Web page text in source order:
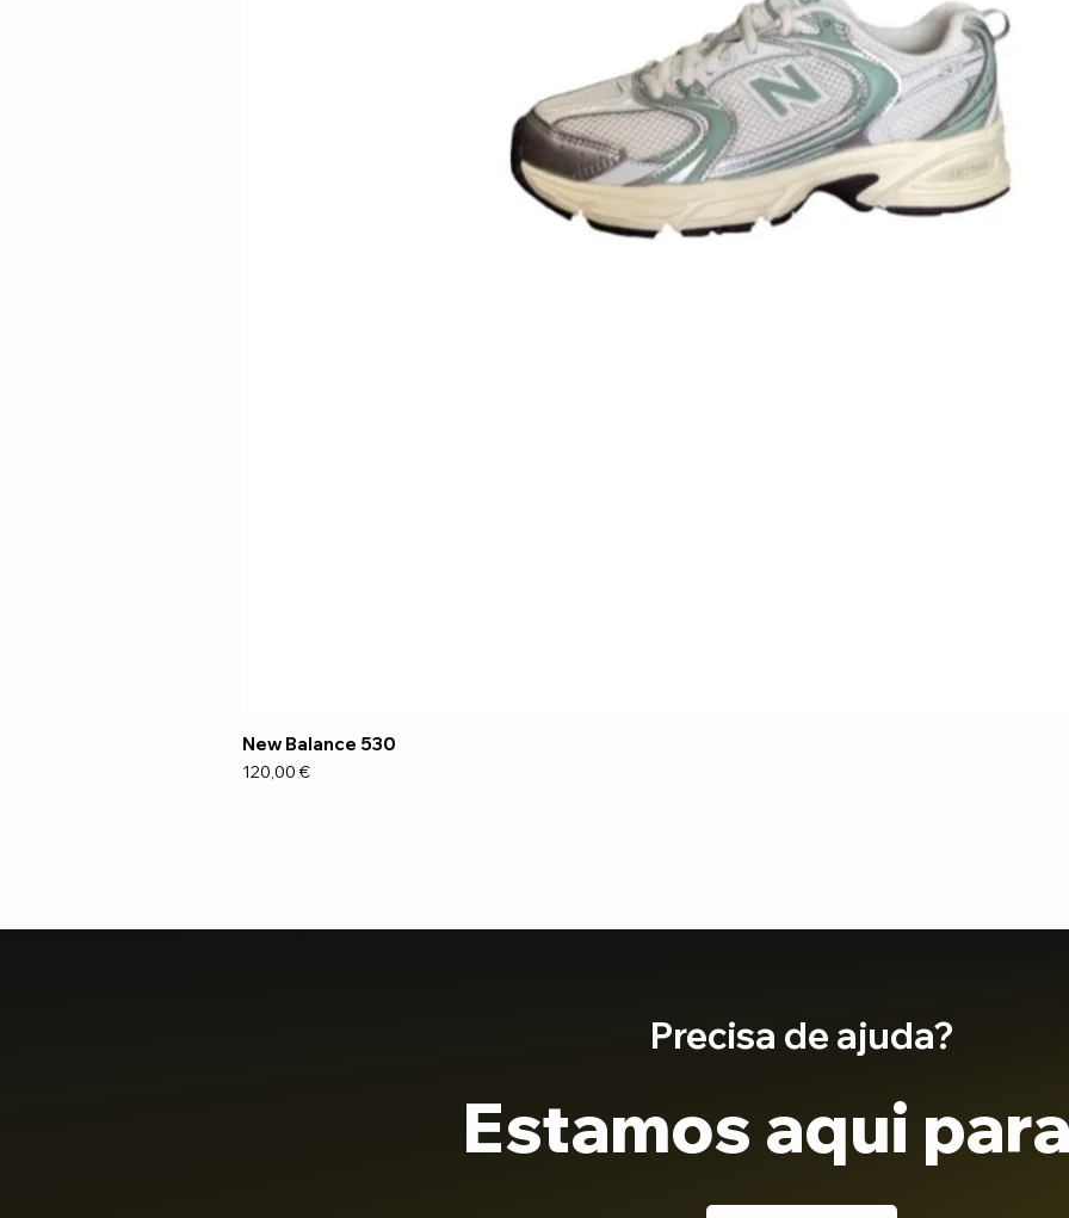
New Balance 530
Preço
120,00 €
Precisa de ajuda?
Estamos aqui